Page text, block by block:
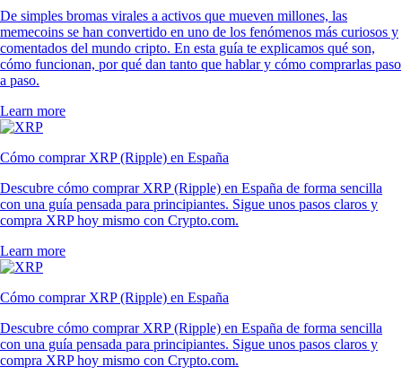
De simples bromas virales a activos que mueven millones, las
memecoins se han convertido en uno de los fenómenos más curiosos y
comentados del mundo cripto. En esta guía te explicamos qué son,
cómo funcionan, por qué dan tanto que hablar y cómo comprarlas paso
a paso.
Learn more
Cómo comprar XRP (Ripple) en España
Descubre cómo comprar XRP (Ripple) en España de forma sencilla
con una guía pensada para principiantes. Sigue unos pasos claros y
compra XRP hoy mismo con Crypto.com.
Learn more
Cómo comprar XRP (Ripple) en España
Descubre cómo comprar XRP (Ripple) en España de forma sencilla
con una guía pensada para principiantes. Sigue unos pasos claros y
compra XRP hoy mismo con Crypto.com.